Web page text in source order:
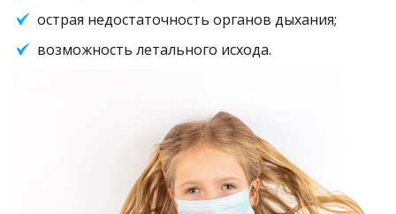
острая недостаточность органов дыхания;
возможность летального исхода.